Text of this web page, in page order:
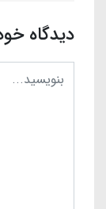
دیدگاه